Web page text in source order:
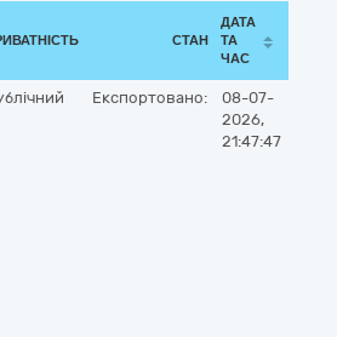
СТАН
ДАТА
ТА
ЧАС
Експортовано:
08-07-
2026,
21:47:47